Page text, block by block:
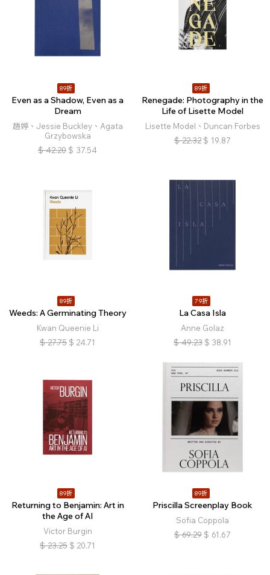
89折
Even as a Shadow, Even as a
Dream
趙婷、Jessie Buckley、Agata
Grzybowska
$ 42.20 $ 37.54
89折
Renegade: Photography in the
Life of Lisette Model
Lisette Model、Duncan Forbes
$ 22.32 $ 19.87
89折
Weeds: A Germinating Theory
Kwan Queenie Li
$ 27.75 $ 24.71
79折
La Casa Isla
Anne Golaz
$ 49.23 $ 38.91
89折
Returning to Benjamin: Art in
the Age of AI
Victor Burgin
$ 23.25 $ 20.71
89折
Priscilla Screenplay Book
Sofia Coppola
$ 69.29 $ 61.67